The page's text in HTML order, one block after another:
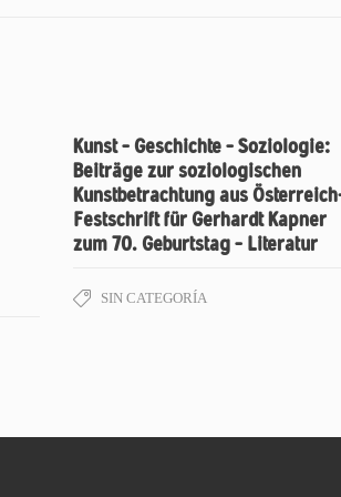
Kunst – Geschichte – Soziologie:
Beiträge zur soziologischen
Kunstbetrachtung aus
Festschrift für Gerhardt Kapner
zum 70. Geburtstag – Literatur
SIN CATEGORÍA